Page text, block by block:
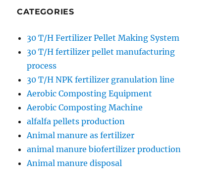
CATEGORIES
30 T/H Fertilizer Pellet Making System
30 T/H fertilizer pellet manufacturing
process
30 T/H NPK fertilizer granulation line
Aerobic Composting Equipment
Aerobic Composting Machine
alfalfa pellets production
Animal manure as fertilizer
animal manure biofertilizer production
Animal manure disposal